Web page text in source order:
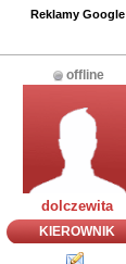
Reklamy Google
offline
dolczewita
KIEROWNIK